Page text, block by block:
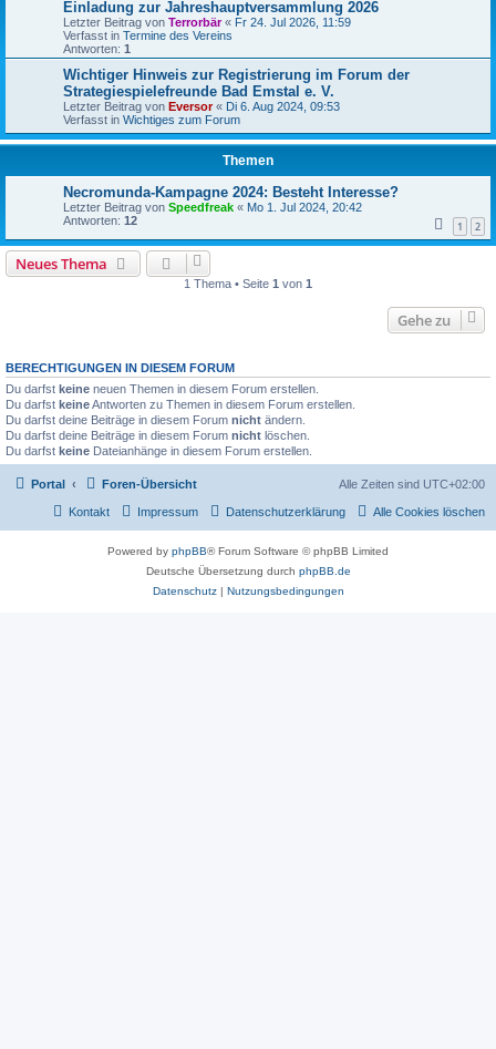
Einladung zur Jahreshauptversammlung 2026
Letzter Beitrag von Terrorbär« Fr 24. Jul 2026, 11:59
Verfasst in Termine des Vereins
Antworten: 1
Wichtiger Hinweis zur Registrierung im Forum der
Strategiespielefreunde Bad Emstal e. V.
Letzter Beitrag von Eversor« Di 6. Aug 2024, 09:53
Verfasst in Wichtiges zum Forum
Themen
Necromunda-Kampagne 2024: Besteht Interesse?
Letzter Beitrag von Speedfreak « Mo 1. Jul 2024, 20:42
Antworten: 12 1 2
Neues Thema
1 Thema • Seite 1 von 1
Gehe zu
BERECHTIGUNGEN IN DIESEM FORUM
Du darfst keine neuen Themen in diesem Forum erstellen.
Du darfst keineAntworten zu Themen in diesem Forum erstellen.
Du darfst deine Beiträge in diesem Forum nicht ändern.
Du darfst deine Beiträge in diesem Forum nicht löschen.
Du darfst keine Dateianhänge in diesem Forum erstellen.
Portal Foren-Übersicht Alle Zeiten sind UTC+02:00
Alle Cookies löschen
Datenschutzerklärung
Impressum
Kontakt
Powered by phpBB® Forum Software © phpBB Limited
Deutsche Übersetzung durch phpBB.de
Datenschutz| Nutzungsbedingungen